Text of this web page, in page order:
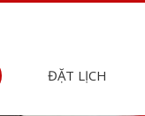
ĐẶT LỊCH